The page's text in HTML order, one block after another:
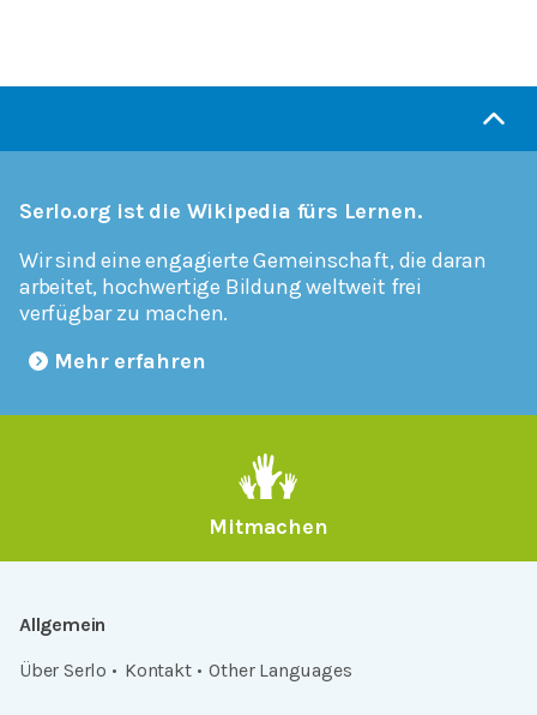
Serlo.org ist die Wikipedia fürs Lernen.
Wir sind eine engagierte Gemeinschaft, die daran
arbeitet, hochwertige Bildung weltweit frei
verfügbar zu machen.
Mehr erfahren
Mitmachen
Allgemein
Über Serlo
Kontakt Other Languages